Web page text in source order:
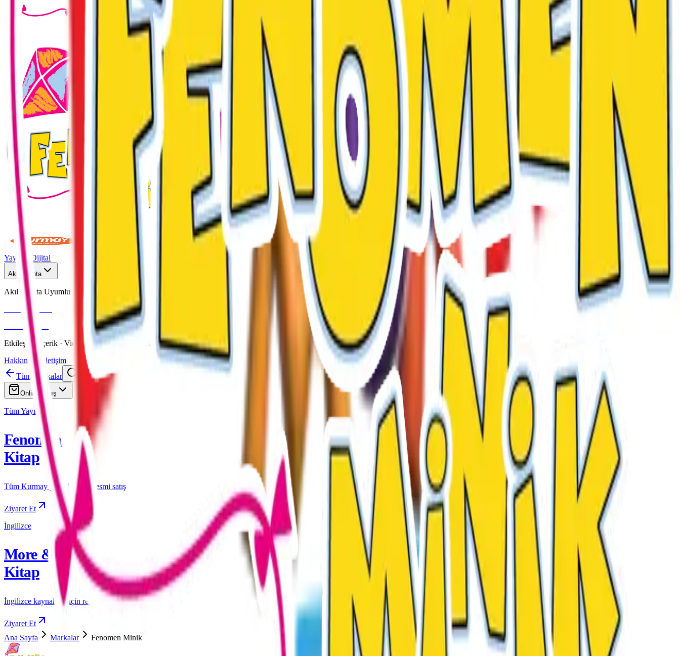
Yayınlar Dijital
Akıllı Tahta
Akıllı Tahta Uyumlu
Fenomen Okul
More & More
Etkileşimli içerik · Video destekli anlatım · MEB uyumlu
Hakkımızda
İletişim
Tüm Markalar
Online Satış
Tüm Yayınlar
Fenomen
Kitap
Tüm Kurmay yayınları için resmi satış
Ziyaret Et
İngilizce
More & More
Kitap
İngilizce kaynakları için resmi satış
Ziyaret Et
Ana Sayfa
Markalar Fenomen Minik